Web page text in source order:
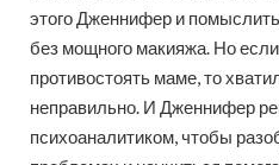
этого Дженнифер и
без мощного макияжа. Но
противостоять маме, то
неправильно. И Дженнифер
психоаналитиком, чтобы